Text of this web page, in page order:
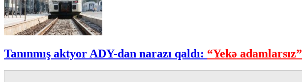
Tanınmış aktyor ADY-dan narazı qaldı: “Yekə adamlarsız”